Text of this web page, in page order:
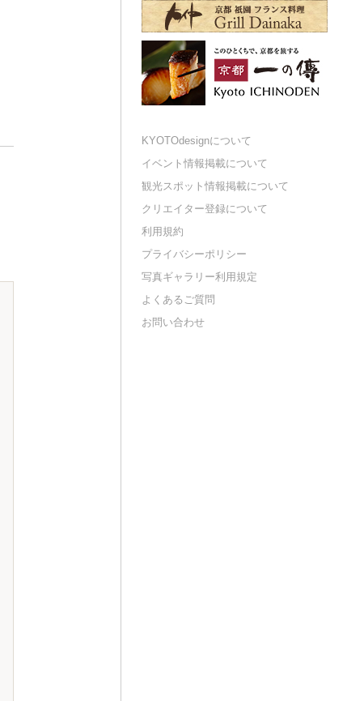
KYOTOdesignについて
イベント情報掲載について
観光スポット情報掲載について
クリエイター登録について
利用規約
プライバシーポリシー
写真ギャラリー利用規定
よくあるご質問
お問い合わせ